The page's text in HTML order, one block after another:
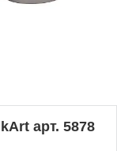
арт. 5878